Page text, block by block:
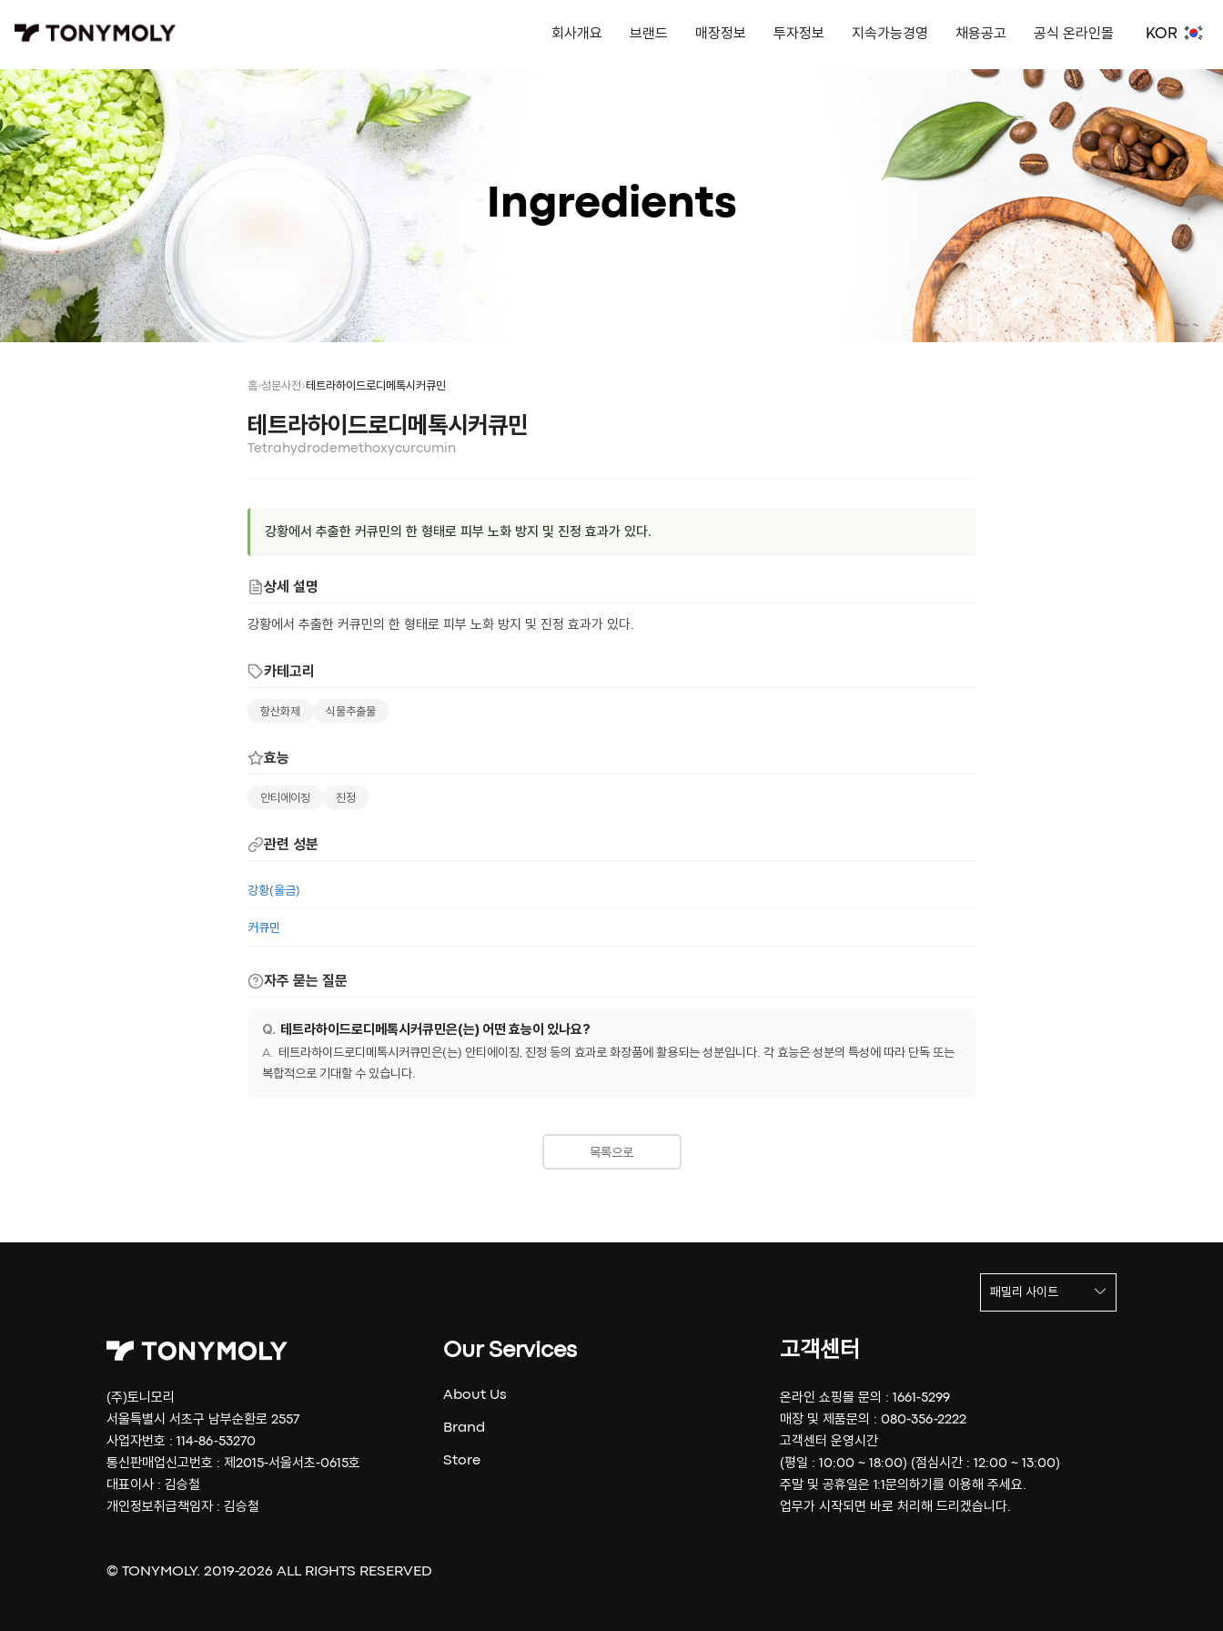
회사개요 브랜드 매장정보 투자정보 지속가능경영 채용공고 공식 온라인몰 KOR
Ingredients
홈 성분사전 테트라하이드로디메톡시커큐민
테트라하이드로디메톡시커큐민
Tetrahydrodemethoxycurcumin
강황에서 추출한 커큐민의 한 형태로 피부 노화 방지 및 진정 효과가 있다.
상세 설명
강황에서 추출한 커큐민의 한 형태로 피부 노화 방지 및 진정 효과가 있다.
카테고리
항산화제 식물추출물
효능
안티에이징 진정
관련 성분
강황(울금)
커큐민
자주 묻는 질문
테트라하이드로디메톡시커큐민은(는) 어떤 효능이 있나요?
테트라하이드로디메톡시커큐민은(는) 안티에이징, 진정 등의 효과로 화장품에 활용되는 성분입니다. 각 효능은 성분의 특성에 따라 단독 또는
복합적으로 기대할 수 있습니다.
목록으로
(주)토니모리
서울특별시 서초구 남부순환로 2557
사업자번호 : 114-86-53270
통신판매업신고번호 : 제2015-서울서초-0615호
대표이사 : 김승철
개인정보취급책임자 : 김승철
Our Services
About Us
Brand
Store
고객센터
온라인 쇼핑몰 문의 : 1661-5299
매장 및 제품문의 : 080-356-2222
고객센터 운영시간
(평일 : 10:00 ~ 18:00) (점심시간 : 12:00 ~ 13:00)
주말 및 공휴일은 1:1문의하기를 이용해 주세요.
업무가 시작되면 바로 처리해 드리겠습니다.
패밀리 사이트
© TONYMOLY. 2019-2026 ALL RIGHTS RESERVED